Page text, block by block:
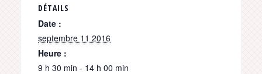
DÉTAILS
Date :
septembre 11 2016
Heure :
9 h 30 min - 14 h 00 min